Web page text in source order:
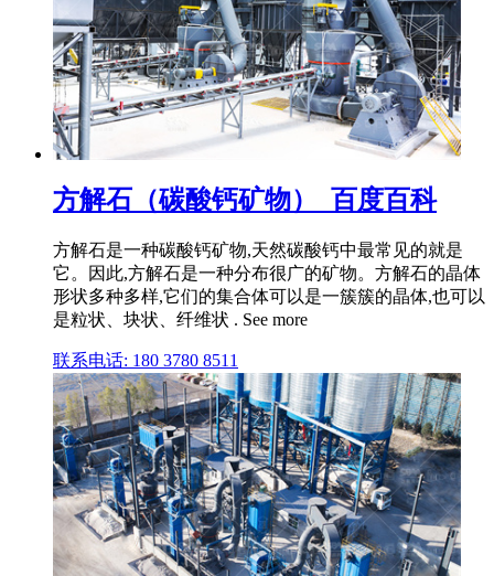
方解石（碳酸钙矿物）_百度百科
方解石是一种碳酸钙矿物,天然碳酸钙中最常见的就是
它。因此,方解石是一种分布很广的矿物。方解石的晶体
形状多种多样,它们的集合体可以是一簇簇的晶体,也可以
是粒状、块状、纤维状 . See more
联系电话: 180 3780 8511